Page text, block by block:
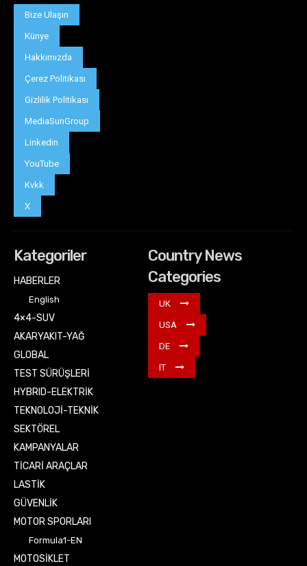
Bize Ulaşın
Künye
Hakkımızda
Çerez Politikası
Gizlilik Politikası
MediaSunGroup
Linkedin
YouTube
Kvkk
X
Kategoriler
HABERLER
English
4×4-SUV
AKARYAKIT-YAĞ
GLOBAL
TEST SÜRÜŞLERİ
HYBRID-ELEKTRİK
TEKNOLOJİ-TEKNİK
SEKTÖREL
KAMPANYALAR
TİCARİ ARAÇLAR
LASTİK
GÜVENLİK
MOTOR SPORLARI
Formula1-EN
MOTOSİKLET
Country News
Categories
UK
USA
DE
IT